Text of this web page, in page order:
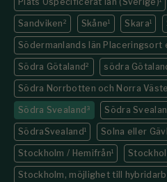
Sandviken 2 Skåne1 Skara1
Södermanlands län Placeringsort
Södra Götaland2 södra
Södra Norrbotten och Norra
Södra Svealand 3 Södra
SödraSvealand 1 Solna eller
Stockholm / Hemifrån1
Stockholm, möjlighet till